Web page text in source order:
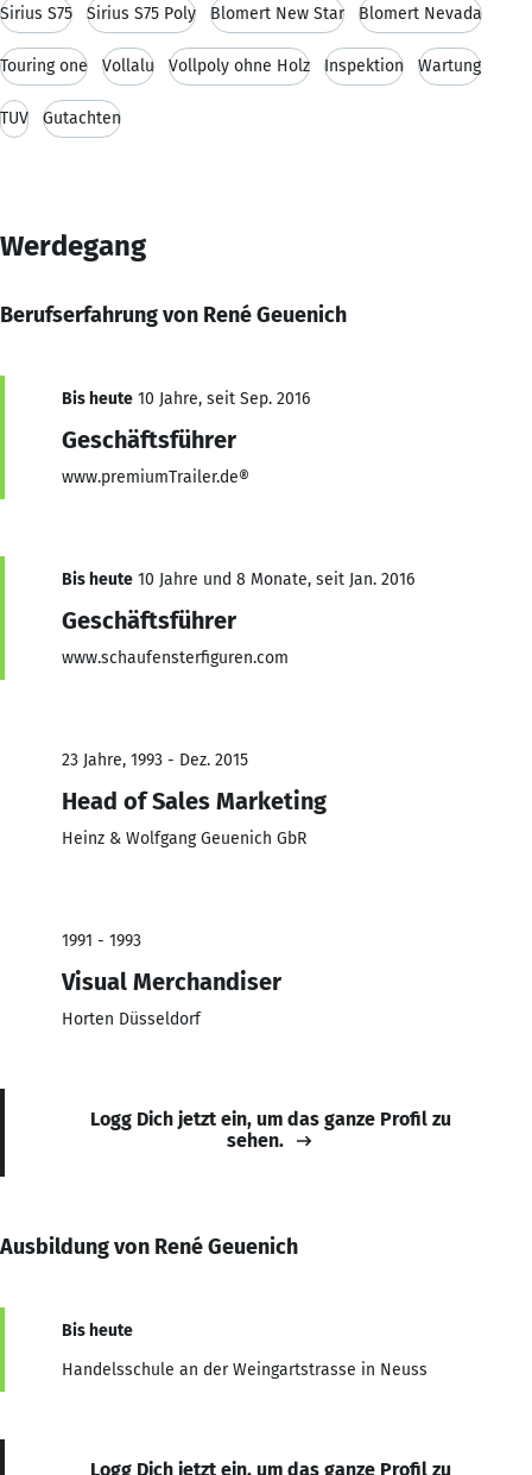
Sirius S75 Sirius S75 Poly Blomert New Star Blomert Nevada
Touring one Vollalu Vollpoly ohne Holz Inspektion Wartung
TÜV Gutachten
Werdegang
Berufserfahrung von René Geuenich
Bis heute 10 Jahre, seit Sep. 2016
Geschäftsführer
www.premiumTrailer.de®
Bis heute 10 Jahre und 8 Monate, seit Jan. 2016
Geschäftsführer
www.schaufensterfiguren.com
23 Jahre, 1993 - Dez. 2015
Head of Sales Marketing
Heinz & Wolfgang Geuenich GbR
1991 - 1993
Visual Merchandiser
Horten Düsseldorf
Logg Dich jetzt ein, um das ganze Profil zu
sehen.
Ausbildung von René Geuenich
Bis heute
Handelsschule an der Weingartstrasse in Neuss
Logg Dich jetzt ein, um das ganze Profil zu